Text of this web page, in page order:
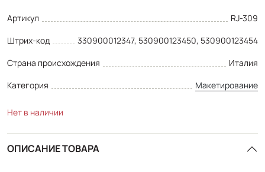
Артикул
RJ-309
Штрих-код
330900012347, 530900123450, 530900123454
Страна происхождения
Италия
Категория
Макетирование
Нет в наличии
ОПИСАНИЕ ТОВАРА